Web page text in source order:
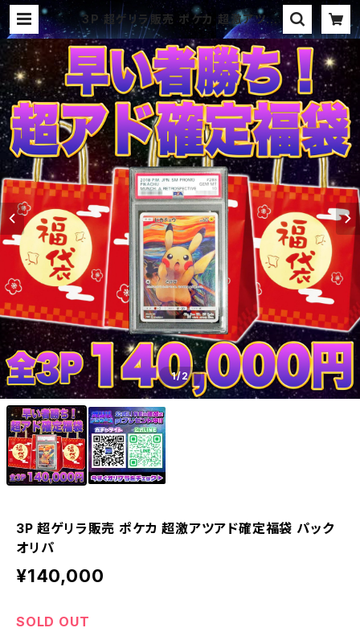
3P 超ゲリラ販売 ポケカ 超激アツア
ド確定福袋 パック オリパ | オリパ ブ
ラザーズ オリパ専門店 (ポケカ、ワ
ンピース、遊戯王、ヴァイス、ドラゴン
ボール)
1/2
3P 超ゲリラ販売 ポケカ 超激アツアド確定福袋 パック
オリパ
¥140,000
SOLD OUT